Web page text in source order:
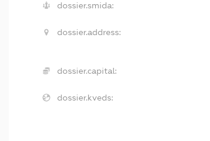
dossier.smida:
dossier.address:
dossier.capital:
dossier.kveds: